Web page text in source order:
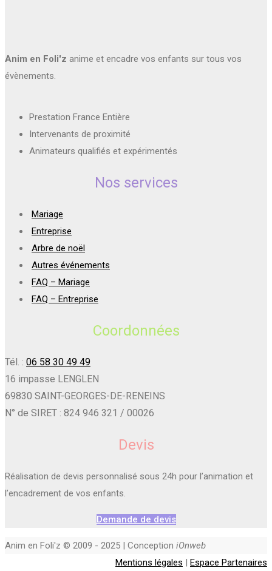
Anim en Foli'z anime et encadre vos enfants sur tous vos
évènements.
Prestation France Entière
Intervenants de proximité
Animateurs qualifiés et expérimentés
Nos services
Mariage
Entreprise
Arbre de noël
Autres événements
FAQ – Mariage
FAQ – Entreprise
Coordonnées
Tél. : 06 58 30 49 49
16 impasse LENGLEN
69830 SAINT-GEORGES-DE-RENEINS
N° de SIRET : 824 946 321 / 00026
Devis
Réalisation de devis personnalisé sous 24h pour l’animation et
l’encadrement de vos enfants.
Demande de devis
Anim en Foli'z © 2009 - 2025 | Conception iOnweb
Mentions légales | Espace Partenaires